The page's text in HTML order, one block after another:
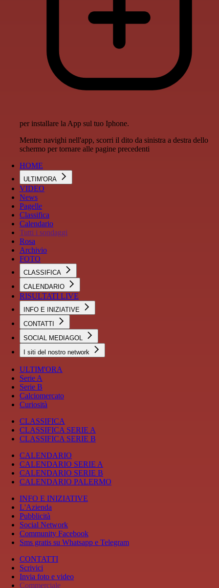
per installare la App sul tuo Iphone.
Mentre navighi nell'app, scorri il dito da sinistra a destra dello
schermo per tornare alle pagine precedenti
HOME
ULTIM'ORA
VIDEO
News
Pagelle
Classifica
Calendario
Tutti i sondaggi
Rosa
Archivio
FOTO
CLASSIFICA
CALENDARIO
RISULTATI LIVE
INFO E INIZIATIVE
CONTATTI
SOCIAL MEDIAGOL
I siti del nostro network
ULTIM'ORA
Serie A
Serie B
Calciomercato
Curiosità
CLASSIFICA
CLASSIFICA SERIE A
CLASSIFICA SERIE B
CALENDARIO
CALENDARIO SERIE A
CALENDARIO SERIE B
CALENDARIO PALERMO
INFO E INIZIATIVE
L'Azienda
Pubblicità
Social Network
Community Facebook
Sms gratis su Whatsapp e Telegram
CONTATTI
Scrivici
Invia foto e video
Commerciale